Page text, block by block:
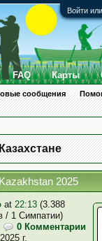
Войти
2025
at 22:13 (3.388
/ 1 Симпатии)
0 Комментарии
г.
сообщения
FAQ Карты